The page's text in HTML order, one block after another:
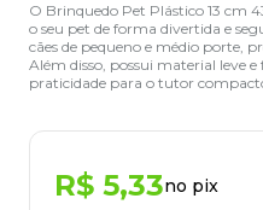
O Brinquedo Pet Plástico 13 cm
o seu pet de forma divertida e
cães de pequeno e médio porte,
Além disso, possui material leve
praticidade para o tutor
R$ 5,33no pix